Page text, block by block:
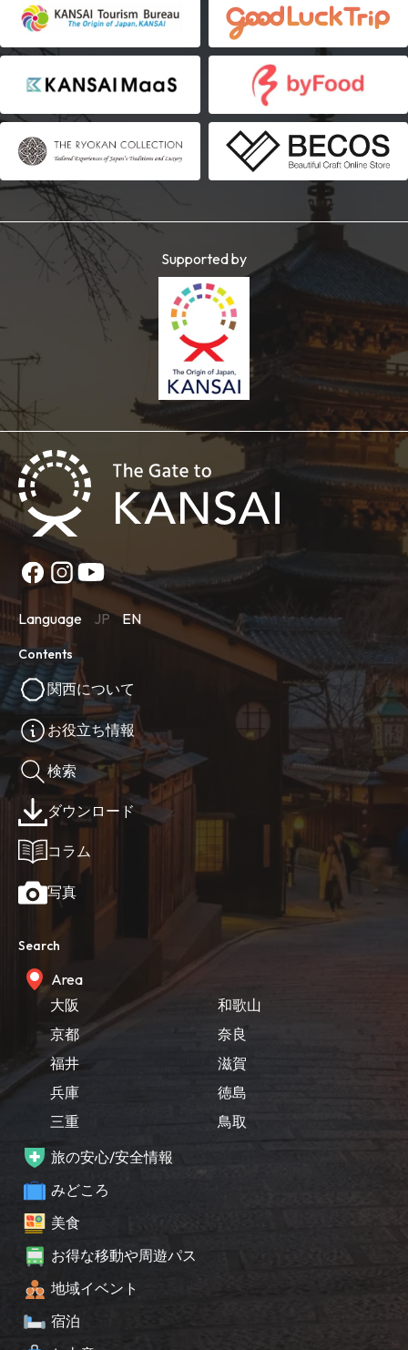
Supported by
Language JP EN
Contents
関西について
お役立ち情報
検索
ダウンロード
コラム
写真
Search
Area
大阪
京都
福井
兵庫
三重
和歌山
奈良
滋賀
徳島
鳥取
旅の安心/安全情報
みどころ
美食
お得な移動や周遊パス
地域イベント
宿泊